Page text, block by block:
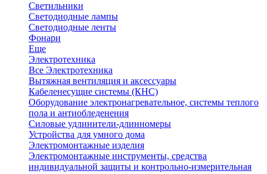
Светильники
Светодиодные лампы
Светодиодные ленты
Фонари
Еще
Электротехника
Все Электротехника
Вытяжная вентиляция и аксессуары
Кабеленесущие системы (КНС)
Оборудование электронагревательное, системы теплого
пола и антиобледенения
Силовые удлинители-длинномеры
Устройства для умного дома
Электромонтажные изделия
Электромонтажные инструменты, средства
индивидуальной защиты и контрольно-измерительная